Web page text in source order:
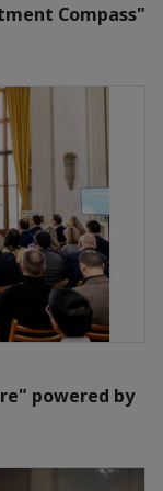
Compass"
powered by